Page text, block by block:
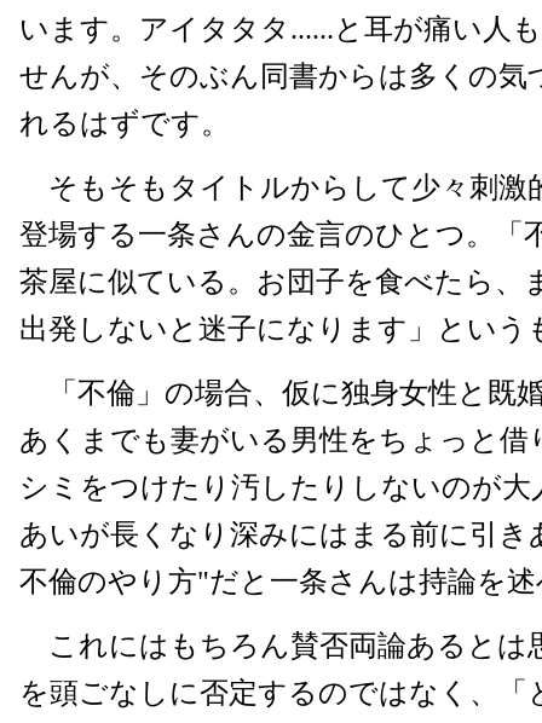
います。アイタタタ......と耳が痛い人
せんが、そのぶん同書からは多くの気
れるはずです。
そもそもタイトルからして少々刺激
登場する一条さんの金言のひとつ。「
茶屋に似ている。お団子を食べたら、
出発しないと迷子になります」という
「不倫」の場合、仮に独身女性と既
あくまでも妻がいる男性をちょっと借
シミをつけたり汚したりしないのが大
あいが長くなり深みにはまる前に引
不倫のやり方"だと一条さんは持論を
これにはもちろん賛否両論あるとは
を頭ごなしに否定するのではなく、「